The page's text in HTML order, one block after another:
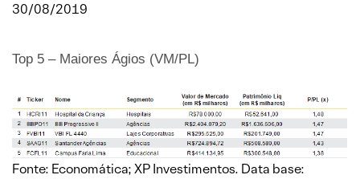
30/08/2019
Top 5 – Maiores Ágios (VM/PL)
Fonte: Economática; XP Investimentos. Data base: